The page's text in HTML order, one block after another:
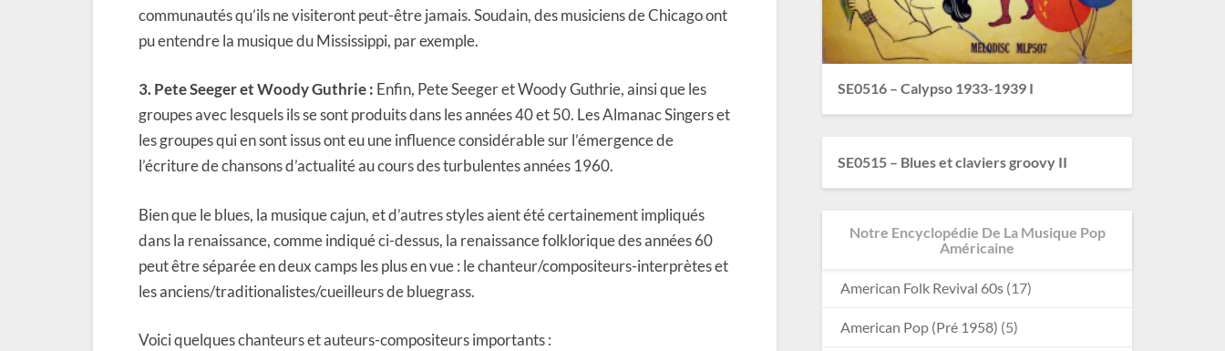
communautés qu’ils ne visiteront peut-être jamais. Soudain, des musiciens de Chicago ont
pu entendre la musique du Mississippi, par exemple.
3. Pete Seeger et Woody Guthrie : Enfin, Pete Seeger et Woody Guthrie, ainsi que les
groupes avec lesquels ils se sont produits dans les années 40 et 50. Les Almanac Singers et
les groupes qui en sont issus ont eu une influence considérable sur l’émergence de
l’écriture de chansons d’actualité au cours des turbulentes années 1960.
Bien que le blues, la musique cajun, et d’autres styles aient été certainement impliqués
dans la renaissance, comme indiqué ci-dessus, la renaissance folklorique des années 60
peut être séparée en deux camps les plus en vue : le chanteur/compositeurs-interprètes et
les anciens/traditionalistes/cueilleurs de bluegrass.
Voici quelques chanteurs et auteurs-compositeurs importants :
SE0516 – Calypso 1933-1939 I
SE0515 – Blues et claviers groovy II
Notre Encyclopédie De La Musique Pop
Américaine
American Folk Revival 60s (17)
American Pop (Pré 1958) (5)